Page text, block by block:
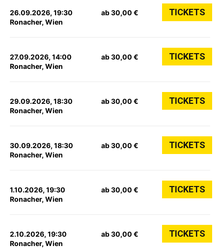
26.09.2026, 19:30
Ronacher, Wien
ab 30,00 € TICKETS
27.09.2026, 14:00
Ronacher, Wien
ab 30,00 € TICKETS
29.09.2026, 18:30
Ronacher, Wien
ab 30,00 € TICKETS
30.09.2026, 18:30
Ronacher, Wien
ab 30,00 € TICKETS
1.10.2026, 19:30
Ronacher, Wien
ab 30,00 € TICKETS
2.10.2026, 19:30
Ronacher, Wien
ab 30,00 € TICKETS